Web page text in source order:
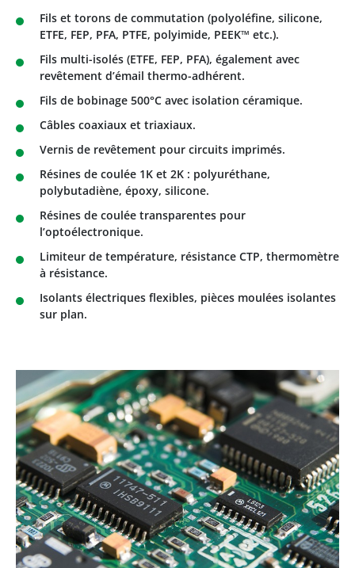
Fils et torons de commutation (polyoléfine, silicone,
ETFE, FEP, PFA, PTFE, polyimide, PEEK™ etc.).
Fils multi-isolés (ETFE, FEP, PFA), également avec
revêtement d’émail thermo-adhérent.
Fils de bobinage 500°C avec isolation céramique.
Câbles coaxiaux et triaxiaux.
Vernis de revêtement pour circuits imprimés.
Résines de coulée 1K et 2K : polyuréthane,
polybutadiène, époxy, silicone.
Résines de coulée transparentes pour
l’optoélectronique.
Limiteur de température, résistance CTP, thermomètre
à résistance.
Isolants électriques flexibles, pièces moulées isolantes
sur plan.